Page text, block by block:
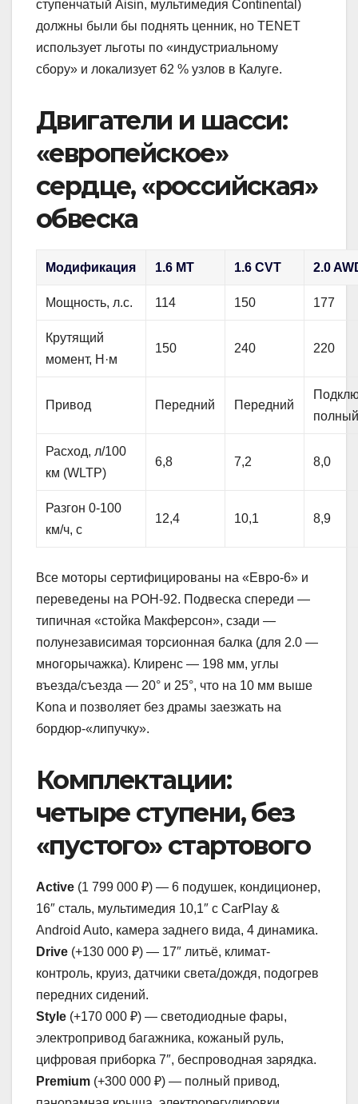
ступенчатый Aisin, мультимедия Continental)
должны были бы поднять ценник, но TENET
использует льготы по «индустриальному
сбору» и локализует 62 % узлов в Калуге.
Двигатели и шасси:
«европейское»
сердце, «российская»
обвеска
Модификация 1.6 MT 1.6 CVT 2.0
Мощность, л.с. 114 150 177
Крутящий
момент, Н·м
150 240 220
Привод Передний Передний
Расход, л/100
км (WLTP)
6,8 7,2 8,0
Разгон 0-100
км/ч, с
12,4 10,1 8,9
Все моторы сертифицированы на «Евро-6» и
переведены на РОН-92. Подвеска спереди —
типичная «стойка Макферсон», сзади —
полунезависимая торсионная балка (для 2.0 —
многорычажка). Клиренс — 198 мм, углы
въезда/съезда — 20° и 25°, что на 10 мм выше
Kona и позволяет без драмы заезжать на
бордюр-«липучку».
Комплектации:
четыре ступени, без
«пустого» стартового
Active (1 799 000 ₽) — 6 подушек, кондиционер,
16″ сталь, мультимедия 10,1″ с CarPlay &
Android Auto, камера заднего вида, 4 динамика.
Drive (+130 000 ₽) — 17″ литьё, климат-
контроль, круиз, датчики света/дождя, подогрев
передних сидений.
Style (+170 000 ₽) — светодиодные фары,
электропривод багажника, кожаный руль,
цифровая приборка 7″, беспроводная зарядка.
Premium (+300 000 ₽) — полный привод,